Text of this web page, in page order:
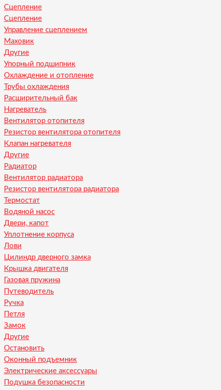
Сцепление
Сцепление
Управление сцеплением
Маховик
Другие
Упорный подшипник
Охлаждение и отопление
Трубы охлаждения
Расширительный бак
Нагреватель
Вентилятор отопителя
Резистор вентилятора отопителя
Клапан нагревателя
Другие
Радиатор
Вентилятор радиатора
Резистор вентилятора радиатора
Термостат
Водяной насос
Двери, капот
Уплотнение корпуса
Лови
Цилиндр дверного замка
Крышка двигателя
Газовая пружина
Путеводитель
Ручка
Петля
Замок
Другие
Остановить
Оконный подъемник
Электрические аксессуары
Подушка безопасности